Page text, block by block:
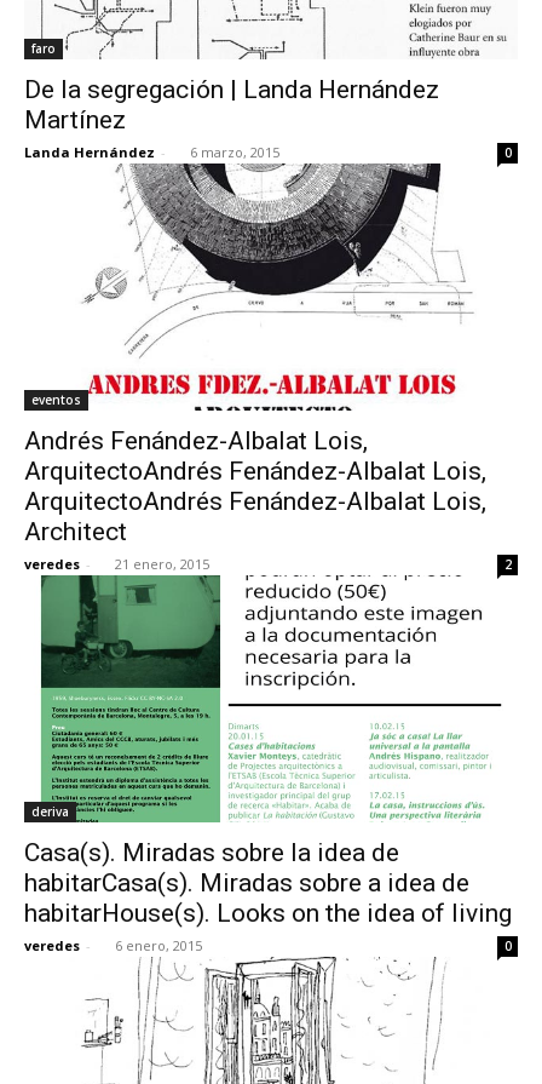
faro
De la segregación | Landa Hernández
Martínez
Landa Hernández - 6 marzo, 2015 0
eventos
Andrés Fenández-Albalat Lois,
ArquitectoAndrés Fenández-Albalat Lois,
ArquitectoAndrés Fenández-Albalat Lois,
Architect
veredes - 21 enero, 2015 2
deriva
Casa(s). Miradas sobre la idea de
habitarCasa(s). Miradas sobre a idea de
habitarHouse(s). Looks on the idea of living
veredes - 6 enero, 2015 0